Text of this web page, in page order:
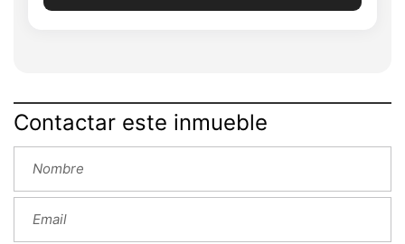
Contactar este inmueble